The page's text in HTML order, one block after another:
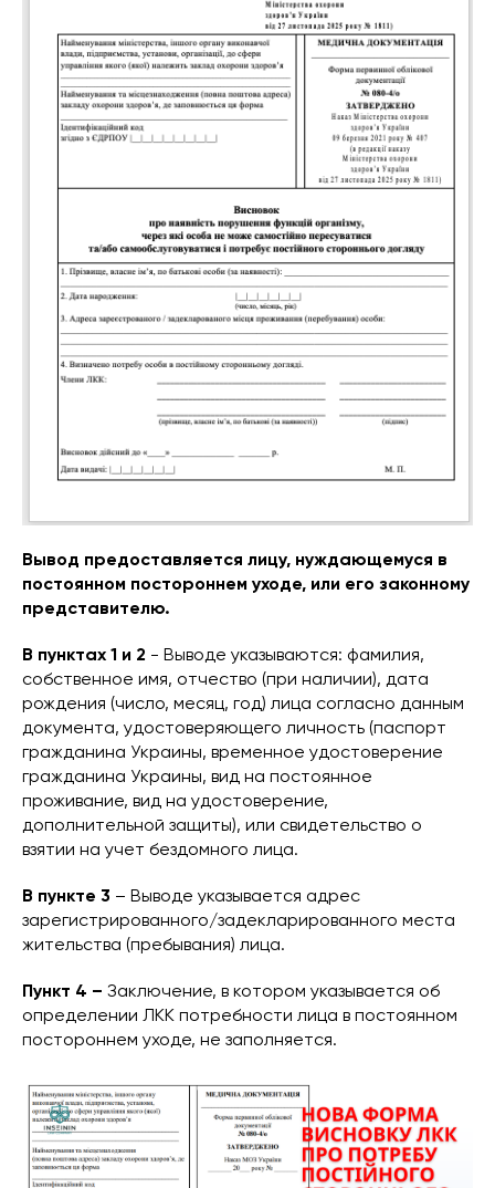
Вывод предоставляется лицу, нуждающемуся в
постоянном постороннем уходе, или его законному
представителю.
В пунктах 1 и 2 - Выводе указываются: фамилия,
собственное имя, отчество (при наличии), дата
рождения (число, месяц, год) лица согласно данным
документа, удостоверяющего личность (паспорт
гражданина Украины, временное удостоверение
гражданина Украины, вид на постоянное
проживание, вид на удостоверение,
дополнительной защиты), или свидетельство о
взятии на учет бездомного лица.
В пункте 3 – Выводе указывается адрес
зарегистрированного/задекларированного места
жительства (пребывания) лица.
Пункт 4 – Заключение, в котором указывается об
определении ЛКК потребности лица в постоянном
постороннем уходе, не заполняется.